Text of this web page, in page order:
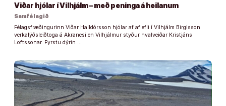
Viðar hjólar í Vilhjálm – með peninga á heilanum
Samfélagið
Félagsfræðingurinn Viðar Halldórsson hjólar af aflefli í Vilhjálm Birgisson
verkalýðsleiðtoga á Akranesi en Vilhjálmur styður hvalveiðar Kristjáns
Loftssonar. Fyrstu dýrin …